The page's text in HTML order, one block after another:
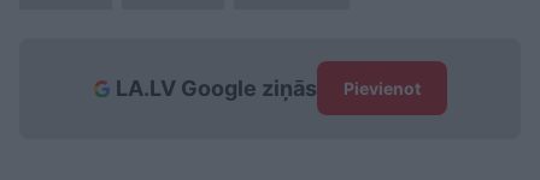
LA.LV Google ziņās Pievienot